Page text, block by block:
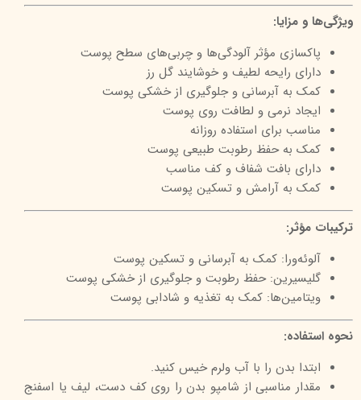
ویژگی‌ها و مزایا:
پاکسازی مؤثر آلودگی‌ها و چربی‌های سطح پوست
دارای رایحه لطیف و خوشایند گل رز
کمک به آبرسانی و جلوگیری از خشکی پوست
ایجاد نرمی و لطافت روی پوست
مناسب برای استفاده روزانه
کمک به حفظ رطوبت طبیعی پوست
دارای بافت شفاف و کف مناسب
کمک به آرامش و تسکین پوست
ترکیبات مؤثر:
آلوئه‌ورا: کمک به آبرسانی و تسکین پوست
گلیسیرین: حفظ رطوبت و جلوگیری از خشکی پوست
ویتامین‌ها: کمک به تغذیه و شادابی پوست
نحوه استفاده:
ابتدا بدن را با آب ولرم خیس کنید.
مقدار مناسبی از شامپو بدن را روی کف دست، لیف یا اسفنج